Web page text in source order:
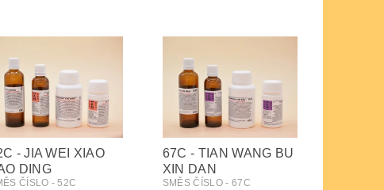
- JIA WEI XIAO
DING
ČÍSLO - 52C
67C - TIAN WANG BU
XIN DAN
SMĚS ČÍSLO - 67C